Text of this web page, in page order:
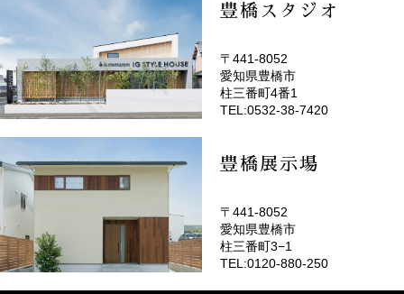
豊橋スタジオ
(EMOTOP豊橋)
〒441-8052
愛知県豊橋市
柱三番町4番1
TEL:0532-38-7420
豊橋展示場
〒441-8052
愛知県豊橋市
柱三番町3−1
TEL:0120-880-250